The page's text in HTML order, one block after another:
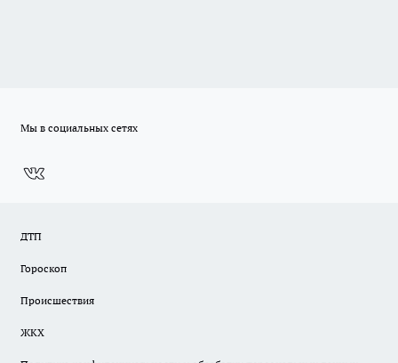
Мы в социальных сетях
ДТП
Гороскоп
Происшествия
ЖКХ